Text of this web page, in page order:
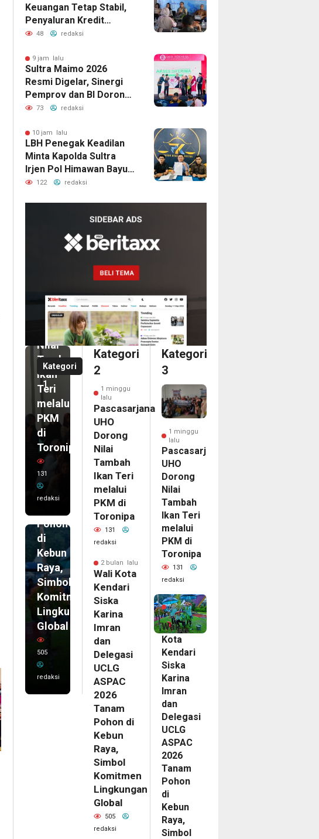
Keuangan Tetap Stabil,
Penyaluran Kredit
Tembus Rp54,61 Triliun
48 redaksi
9 jam lalu
Sultra Maimo 2026
Resmi Digelar, Sinergi
Pemprov dan BI Dorong
UMKM Naik Kelas dan Go
73 redaksi
10 jam lalu
LBH Penegak Keadilan
Minta Kapolda Sultra
Irjen Pol Himawan Bayu
Aji Atensi Laporan
122 redaksi
Kategori
1
Pascasarjana
UHO
Dorong
Nilai
Tambah
Ikan
Teri
melalui
PKM
di
Toronipa
131
redaksi
bulan
lalu
Wali
Kota
Kendari
Siska
Karina
Imran
dan
Delegasi
UCLG
ASPAC
2026
Pohon
di
Kebun
Raya,
Simbol
Komitmen
Lingkungan
Global
505
redaksi
Kategori
2
1 minggu
lalu
Pascasarjana
UHO
Dorong
Nilai
Tambah
Ikan Teri
melalui
PKM di
Toronipa
131
redaksi
2 bulan lalu
Wali Kota
Kendari
Siska
Karina
Imran
dan
Delegasi
UCLG
ASPAC
2026
Tanam
Pohon di
Kebun
Raya,
Simbol
Komitmen
Lingkungan
Global
505
redaksi
Kategori
3
1 minggu
lalu
Pascasarjana
UHO
Dorong
Nilai
Tambah
Ikan Teri
melalui
PKM di
Toronipa
131
redaksi
2
bulan
lalu
Wali
Kota
Kendari
Siska
Karina
Imran
dan
Delegasi
UCLG
ASPAC
2026
Tanam
Pohon
di
Kebun
Raya,
Simbol